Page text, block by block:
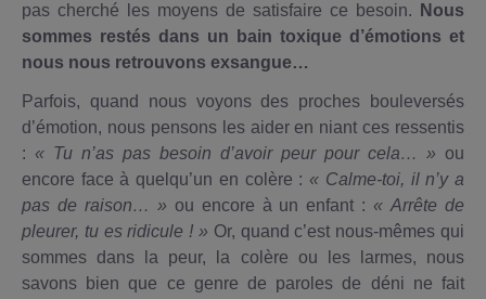
pas cherché les moyens de satisfaire ce besoin.
Nous
sommes restés dans un bain toxique d’émotions et
nous nous retrouvons exsangue…
Parfois, quand nous voyons des proches bouleversés
d’émotion, nous pensons les aider en niant ces ressentis
: « Tu n’as pas besoin d’avoir peur pour cela… » ou
encore face à quelqu’un en colère :« Calme-toi, il n’y a
pas de raison… » ou encore à un enfant :« Arrête de
pleurer, tu es ridicule ! » Or, quand c’est nous-mêmes qui
sommes dans la peur, la colère ou les larmes, nous
savons bien que ce genre de paroles de déni ne fait